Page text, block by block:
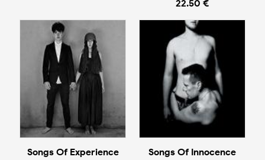
22.50 €
Songs Of Experience
Songs Of Innocence